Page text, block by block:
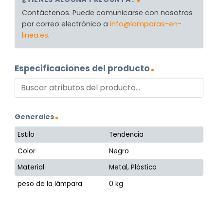
Contáctenos. Puede comunicarse con nosotros
por correo electrónico a info@lamparas-en-
linea.es.
Especificaciones del producto
Generales
Estilo
Tendencia
Color
Negro
Material
Metal, Plástico
peso de la lámpara
0 kg